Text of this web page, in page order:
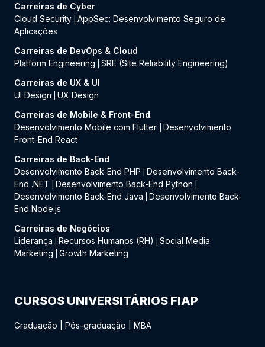
Carreiras de Cyber
Cloud Security AppSec: Desenvolvimento Seguro de
Aplicações
Carreiras de DevOps & Cloud
Platform Engineering
SRE (Site Reliability Engineering)
Carreiras de UX & UI
UI Design
UX Design
Carreiras de Mobile & Front-End
Desenvolvimento Mobile com Flutter
Desenvolvimento
Front-End React
Carreiras de Back-End
Desenvolvimento Back-End PHP
Desenvolvimento Back-
End .NET
Desenvolvimento Back-End Python
Desenvolvimento Back-End Java
Desenvolvimento Back-
End Node.js
Carreiras de Negócios
Liderança
Recursos Humanos (RH)
Social Media
Marketing
Growth Marketing
CURSOS UNIVERSITÁRIOS FIAP
Graduação Pós-graduação MBA